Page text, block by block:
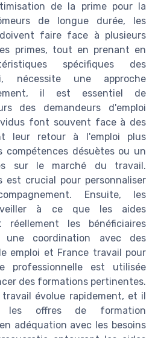
de la prime pour la
de longue durée, les
faire face à plusieurs
primes, tout en prenant en
spécifiques des
nécessite une approche
il est essentiel de
des demandeurs d'emploi
font souvent face à des
leur retour à l'emploi plus
compétences désuètes ou un
sur le marché du travail.
est crucial pour personnaliser
Ensuite, les
veiller à ce que les aides
réellement les bénéficiaires
une coordination avec des
emploi et France travail pour
professionnelle est utilisée
des formations pertinentes.
évolue rapidement, et il
offres de formation
adéquation avec les besoins